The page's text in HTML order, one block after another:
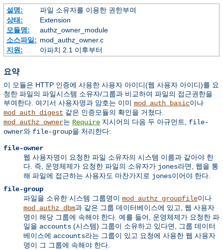
설명:
파일 소유자를 이용한 권한부여
상태:
Extension
모듈명:
authz_owner_module
소스파일: mod_authz_owner.c
지원:
아파치 2.1 이후부터
요약
이 모듈은 HTTP 인증에 사용한 사용자 아이디(웹 사용자 아이디)를 요
청한 파일의 파일시스템 소유자/그룹과 비교하여 파일의 접근권한을
부여한다. 여기서 사용자명과 암호는 이미 mod_auth_basic이나
mod_auth_digest 같은 인증모듈의 확인을 거쳤다.
mod_authz_owner는 Require 지시어의 다음 두 아규먼트, file-
owner와 file-group을 처리한다:
file-owner
웹 사용자명이 요청한 파일 소유자의 시스템 이름과 같아야 한
다. 즉, 운영체제가 요청한 파일의 소유자가 jones라면, 웹을 통
해 파일에 접근하는 사용자도 마찬가지로 jones이어야 한다.
file-group
파일을 소유한 시스템 그룹명이 mod_authz_groupfile이나
mod_authz_dbm과 같은 그룹 데이터베이스에 있고, 웹 사용자
명이 해당 그룹에 속해야 한다. 예를 들어, 운영체제가 요청한 파
일을 accounts (시스템) 그룹이 소유하고 있다면, 그룹 데이터
베이스에 accounts라는 그룹이 있고 요청에 사용한 웹 사용자
명이 그 그룹에 속해야 한다.